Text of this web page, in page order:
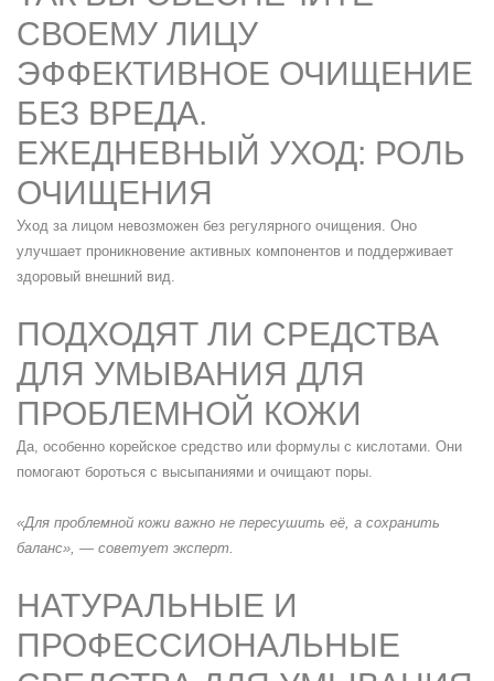
СВОЕМУ ЛИЦУ
ЭФФЕКТИВНОЕ ОЧИЩЕНИЕ
БЕЗ ВРЕДА.
ЕЖЕДНЕВНЫЙ УХОД: РОЛЬ
ОЧИЩЕНИЯ
Уход за лицом невозможен без регулярного очищения. Оно
улучшает проникновение активных компонентов и поддерживает
здоровый внешний вид.
ПОДХОДЯТ ЛИ СРЕДСТВА
ДЛЯ УМЫВАНИЯ ДЛЯ
ПРОБЛЕМНОЙ КОЖИ
Да, особенно корейское средство или формулы с кислотами. Они
помогают бороться с высыпаниями и очищают поры.
«Для проблемной кожи важно не пересушить её, а сохранить
баланс», — советует эксперт.
НАТУРАЛЬНЫЕ И
ПРОФЕССИОНАЛЬНЫЕ